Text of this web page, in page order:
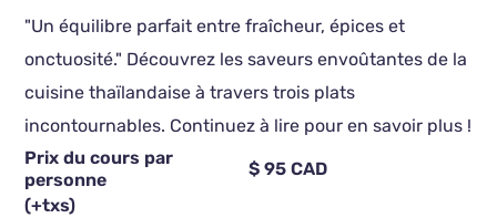
"Un équilibre parfait entre fraîcheur, épices et
onctuosité." Découvrez les saveurs envoûtantes de la
cuisine thaïlandaise à travers trois plats
incontournables. Continuez à lire pour en savoir plus !
Prix du cours par
personne
$ 95 CAD
(+txs)